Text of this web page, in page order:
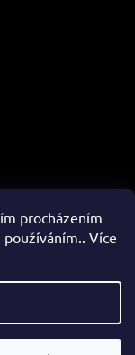
procházením
Více
. Všechna práva